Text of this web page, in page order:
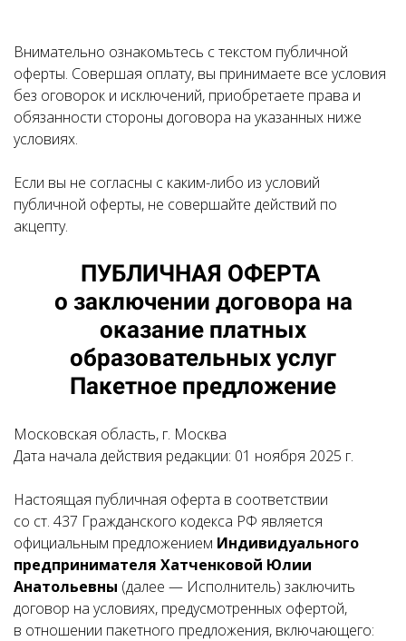
Внимательно ознакомьтесь с текстом публичной
оферты. Совершая оплату, вы принимаете все условия
без оговорок и исключений, приобретаете права и
обязанности стороны договора на указанных ниже
условиях.
Если вы не согласны с каким-либо из условий
публичной оферты, не совершайте действий по
акцепту.
ПУБЛИЧНАЯ ОФЕРТА
о заключении договора на
оказание платных
образовательных услуг
Пакетное предложение
Московская область, г. Москва
Дата начала действия редакции: 01 ноября 2025 г.
Настоящая публичная оферта в соответствии
со ст. 437 Гражданского кодекса РФ является
официальным предложением Индивидуального
предпринимателя Хатченковой Юлии
Анатольевны (далее — Исполнитель) заключить
договор на условиях, предусмотренных офертой,
в отношении пакетного предложения, включающего: